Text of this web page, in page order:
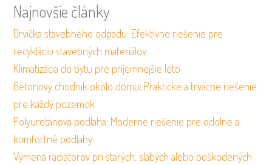
Najnovšie články
Drvička stavebného odpadu: Efektívne riešenie pre
recykláciu stavebných materiálov
Klimatizácia do bytu pre príjemnejšie leto
Betonovy chodnik okolo domu: Praktické a trvácne riešenie
pre každý pozemok
Polyuretánová podlaha: Moderné riešenie pre odolné a
komfortné podlahy
Výmena radiátorov pri starých, slabých alebo poškodených